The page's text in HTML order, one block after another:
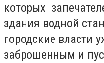
которых
здания водной
городские власти
заброшенным и